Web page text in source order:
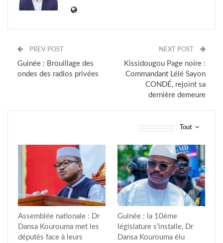
PREV POST
Guinée : Brouillage des
ondes des radios privées
NEXT POST
Kissidougou Page noire :
Commandant Lélé Sayon
CONDÉ, rejoint sa
dernière demeure
Tout
Assemblée nationale : Dr
Dansa Kourouma met les
députés face à leurs
Guinée : la 10ème
législature s’installe, Dr
Dansa Kourouma élu